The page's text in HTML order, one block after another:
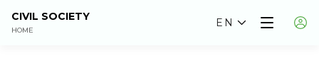
CIVIL SOCIETY
HOME
EN